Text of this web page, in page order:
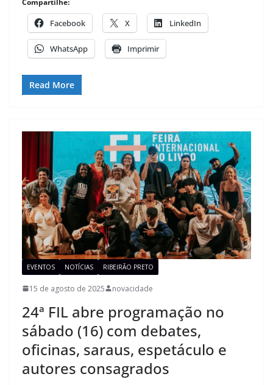
Compartilhe:
Facebook X LinkedIn
WhatsApp Imprimir
Read More
EVENTOS NOTÍCIAS RIBEIRÃO PRETO
15 de agosto de 2025 novacidade
24ª FIL abre programação no
sábado (16) com debates,
oficinas, saraus, espetáculo e
autores consagrados